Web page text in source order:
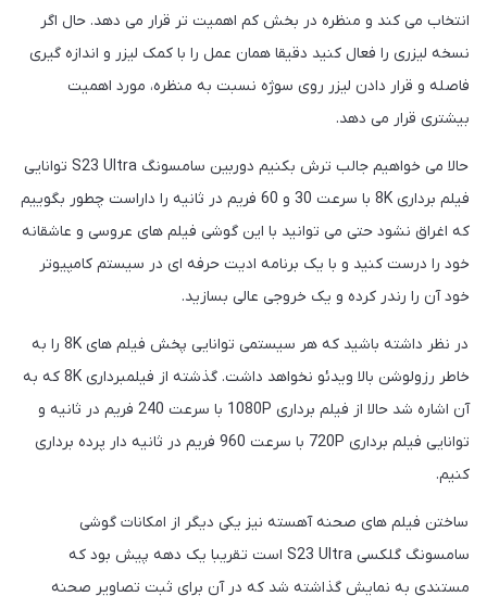
انتخاب می کند و منظره در بخش کم اهمیت تر قرار می دهد. حال اگر
نسخه لیزری را فعال کنید دقیقا همان عمل را با کمک لیزر و اندازه گیری
فاصله و قرار دادن لیزر روی سوژه نسبت به منظره، مورد اهمیت
بیشتری قرار می دهد.
حالا می خواهیم جالب ترش بکنیم دوربین سامسونگ S23 Ultra توانایی
فیلم برداری 8K با سرعت 30 و 60 فریم در ثانیه را داراست چطور بگوییم
که اغراق نشود حتی می توانید با این گوشی فیلم های عروسی و عاشقانه
خود را درست کنید و با یک برنامه ادیت حرفه ای در سیستم کامپیوتر
خود آن را رندر کرده و یک خروجی عالی بسازید.
در نظر داشته باشید که هر سیستمی توانایی پخش فیلم های 8K را به
خاطر رزولوشن بالا ویدئو نخواهد داشت. گذشته از فیلمبرداری 8K که به
آن اشاره شد حالا از فیلم برداری 1080P با سرعت 240 فریم در ثانیه و
توانایی فیلم برداری 720P با سرعت 960 فریم در ثانیه دار پرده برداری
کنیم.
ساختن فیلم های صحنه آهسته نیز یکی دیگر از امکانات گوشی
سامسونگ گلکسی S23 Ultra است تقریبا یک دهه پیش بود که
مستندی به نمایش گذاشته شد که در آن برای ثبت تصاویر صحنه